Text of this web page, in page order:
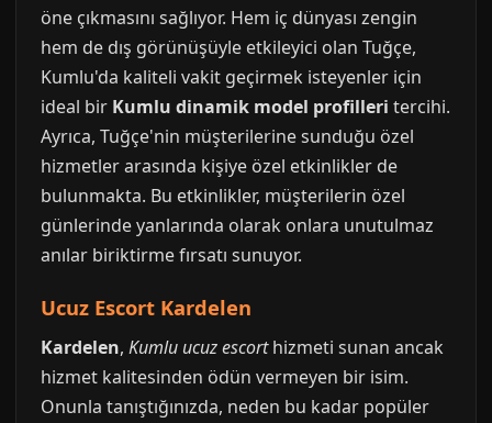
öne çıkmasını sağlıyor. Hem iç dünyası zengin
hem de dış görünüşüyle etkileyici olan Tuğçe,
Kumlu'da kaliteli vakit geçirmek isteyenler için
ideal bir Kumlu dinamik model profilleri tercihi.
Ayrıca, Tuğçe'nin müşterilerine sunduğu özel
hizmetler arasında kişiye özel etkinlikler de
bulunmakta. Bu etkinlikler, müşterilerin özel
günlerinde yanlarında olarak onlara unutulmaz
anılar biriktirme fırsatı sunuyor.
Ucuz Escort Kardelen
Kardelen, Kumlu ucuz escorthizmeti sunan ancak
hizmet kalitesinden ödün vermeyen bir isim.
Onunla tanıştığınızda, neden bu kadar popüler